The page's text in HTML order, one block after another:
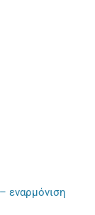
εναρμόνιση